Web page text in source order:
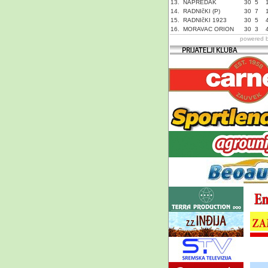
13. NAPREDAK 30 5
14.
RADNIčKI (P) 30 7
15.
RADNIčKI 1923 30 5
16.
MORAVAC ORION 30 3
powered